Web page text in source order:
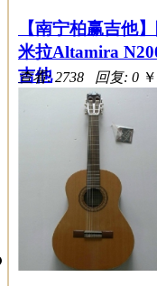
【南宁柏赢吉他
米拉Altamira
吉他
查看: 2738 回复: 0 ￥